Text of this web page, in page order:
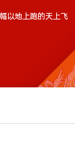
以地上跑的天上飞